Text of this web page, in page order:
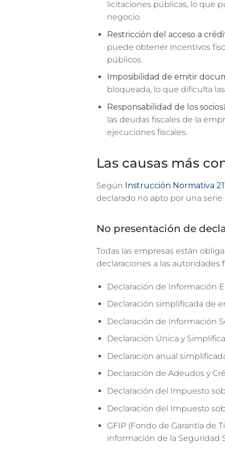
licitaciones públicas, lo que
negocio.
Restricción del acceso a
puede obtener incentivos
públicos.
Imposibilidad de emitir
bloqueada, lo que dificulta
Responsabilidad de los socios
las deudas fiscales de la
ejecuciones fiscales.
Las causas más
Según Instrucción Normativa
declarado no apto por una
No presentación de
Todas las empresas están
declaraciones a las autoridades
Declaración de Información
Declaración simplificada de
Declaración de Información
Declaración Única y
Declaración anual
Declaración de Adeudos y
Declaración del Impuesto
Declaración del Impuesto
GFIP (Fondo de Garantía de
información de la Seguridad